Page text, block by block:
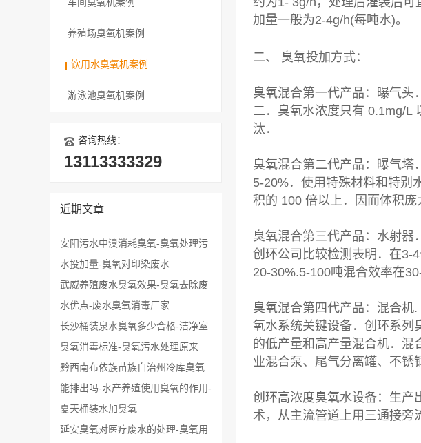
车间臭氧机案例
养殖场臭氧机案例
饮用水臭氧机案例
游泳池臭氧机案例
咨询热线：
13113333329
近期文章
安阳污水中溴消耗臭氧-臭氧处理污
水投加量-臭氧对印染废水
武威养殖废水臭氧效果-臭氧去除废
水优点-废水臭氧消毒厂家
长沙桶装泉水臭氧多少合格-洁净室
臭氧消毒标准-臭氧污水处理原来
黔西南布依族苗族自治州冷库臭氧
能排出吗-水产养殖使用臭氧的作用-
夏天桶装水加臭氧
延安臭氧对医疗废水的处理-臭氧用
约为1- 3g/h，处理后灌装后
加量一般为2-4g/h(每吨水)。
二、 臭氧投加方式：
臭氧混合第一代产品：曝气头
二．臭氧水浓度只有 0.1mg/L
汰．
臭氧混合第二代产品：曝气塔
5-20%．使用特殊材料和特别
积的 100 倍以上．因而体积
臭氧混合第三代产品：水射器
创环公司比较检测表明．在3-
20-30%.5-100吨混合效率在30-
臭氧混合第四代产品：混合
氧水系统关键设备．创环系列
的低产量和高产量混合机．
业混合泵、尾气分离罐、不锈
创环高浓度臭氧水设备：生产
术，从主流管道上用三通接旁